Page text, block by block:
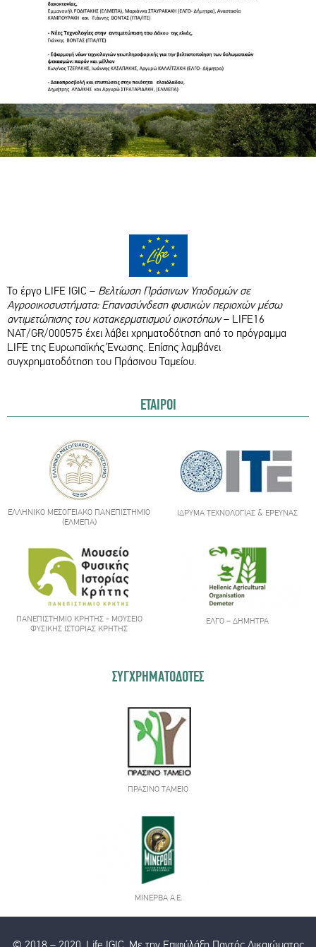
Το έργο LIFE IGIC – Βελτίωση Πράσινων Υποδομών σε
Αγροοικοσυστήματα: Επανασύνδεση φυσικών περιοχών μέσω
αντιμετώπισης του κατακερματισμού οικοτόπων– LIFE16
NAT/GR/000575 έχει λάβει χρηματοδότηση από το πρόγραμμα
LIFE της Ευρωπαϊκής Ένωσης. Επίσης λαμβάνει
συγχρηματοδότηση του Πράσινου Ταμείου.
ΕΤΑΙΡΟΙ
ΕΛΛΗΝΙΚΌ ΜΕΣΟΓΕΙΑΚΌ ΠΑΝΕΠΙΣΤΉΜΙΟ
(ΕΛΜΕΠΑ)
ΊΔΡΥΜΑ ΤΕΧΝΟΛΟΓΊΑΣ & ΈΡΕΥΝΑΣ
ΠΑΝΕΠΙΣΤΉΜΙΟ ΚΡΉΤΗΣ - ΜΟΥΣΕΊΟ
ΦΥΣΙΚΉΣ ΙΣΤΟΡΊΑΣ ΚΡΉΤΗΣ
ΕΛΓΟ – ΔΉΜΗΤΡΑ
ΣΥΓΧΡΗΜΑΤΟΔΟΤΕΣ
ΠΡΆΣΙΝΟ ΤΑΜΕΊΟ
ΜΙΝΕΡΒΑ Α.Ε.